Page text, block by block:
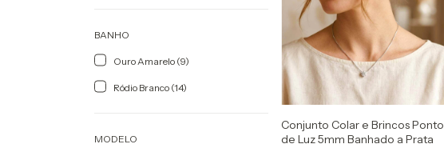
BANHO
Ouro Amarelo (9)
Ródio Branco (14)
MODELO
Conjunto Colar e Brincos Ponto
de Luz 5mm Banhado a Prata